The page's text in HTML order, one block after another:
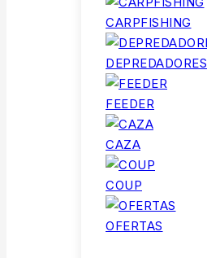
CARPFISHING
DEPREDADORES
FEEDER
CAZA
COUP
OFERTAS